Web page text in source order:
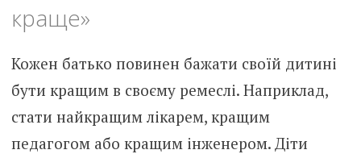
краще»
Кожен батько повинен бажати своїй дитині
бути кращим в своєму ремеслі. Наприклад,
стати найкращим лікарем, кращим
педагогом або кращим інженером. Діти